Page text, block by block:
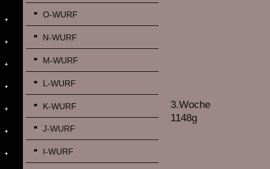
O-WURF
N-WURF
M-WURF
L-WURF
K-WURF
J-WURF
I-WURF
3.Woche
1148g